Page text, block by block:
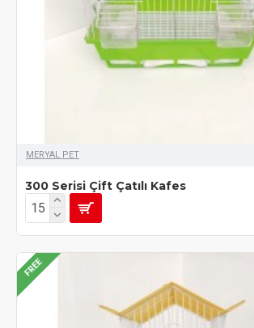
MERYAL PET
300 Serisi Çift Çatılı Kafes
FREE